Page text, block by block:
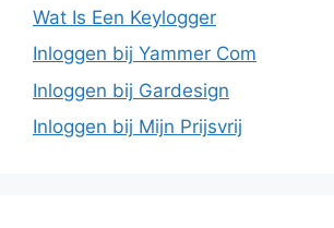
Wat Is Een Keylogger
Inloggen bij Yammer Com
Inloggen bij Gardesign
Inloggen bij Mijn Prijsvrij